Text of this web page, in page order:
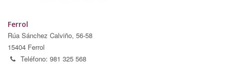
Ferrol
Rúa Sánchez Calviño, 56-58
15404 Ferrol
Teléfono: 981 325 568